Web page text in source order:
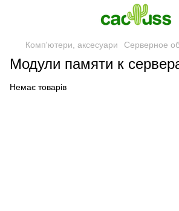
Комп'ютери, аксесуари Серверное
Модули памяти к
Немає товарів